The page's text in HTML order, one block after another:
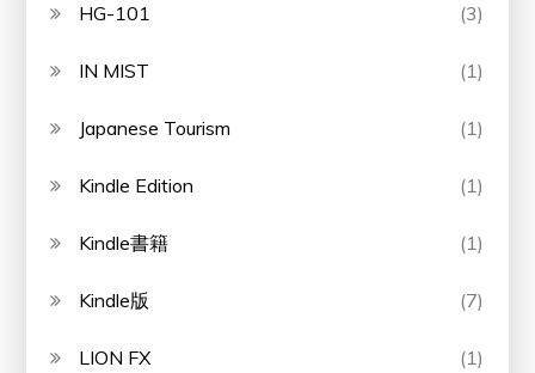
HG-101 (3)
IN MIST (1)
Japanese Tourism (1)
Kindle Edition (1)
Kindle書籍 (1)
Kindle版 (7)
LION FX (1)